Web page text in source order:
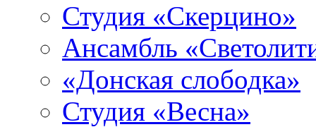
Студия «Скерцино»
Ансамбль
«Донская слободка»
Студия «Весна»